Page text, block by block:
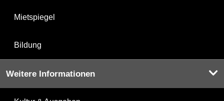
Mietspiegel
Bildung
Weitere Informationen